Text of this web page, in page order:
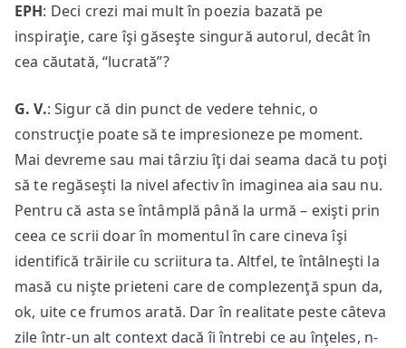
EPH: Deci crezi mai mult în poezia bazată pe
inspiraţie, care îşi găseşte singură autorul, decât în
cea căutată, “lucrată”?
G. V.: Sigur că din punct de vedere tehnic, o
construcţie poate să te impresioneze pe moment.
Mai devreme sau mai târziu îţi dai seama dacă tu poţi
să te regăseşti la nivel afectiv în imaginea aia sau nu.
Pentru că asta se întâmplă până la urmă – exişti prin
ceea ce scrii doar în momentul în care cineva îşi
identifică trăirile cu scriitura ta. Altfel, te întâlneşti la
masă cu nişte prieteni care de complezenţă spun da,
ok, uite ce frumos arată. Dar în realitate peste câteva
zile într-un alt context dacă îi întrebi ce au înţeles, n-